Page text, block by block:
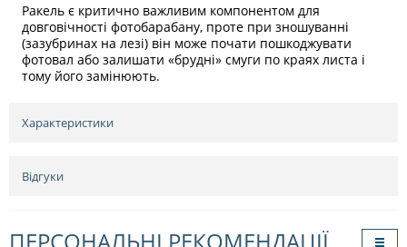
Ракель є критично важливим компонентом для
довговічності фотобарабану, проте при зношуванні
(зазубринах на лезі) він може почати пошкоджувати
фотовал або залишати «брудні» смуги по краях листа і
тому його замінюють.
Характеристики
Відгуки
ПЕРСОНАЛЬНІ РЕКОМЕНДАЦІЇ